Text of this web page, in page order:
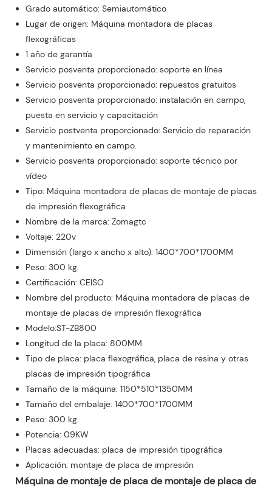
Grado automático: Semiautomático
Lugar de origen: Máquina montadora de placas
flexográficas
1 año de garantía
Servicio posventa proporcionado: soporte en línea
Servicio posventa proporcionado: repuestos gratuitos
Servicio posventa proporcionado: instalación en campo,
puesta en servicio y capacitación
Servicio postventa proporcionado: Servicio de reparación
y mantenimiento en campo.
Servicio posventa proporcionado: soporte técnico por
vídeo
Tipo: Máquina montadora de placas de montaje de placas
de impresión flexográfica
Nombre de la marca: Zomagtc
Voltaje: 220v
Dimensión (largo x ancho x alto): 1400*700*1700MM
Peso: 300 kg.
Certificación: CEISO
Nombre del producto: Máquina montadora de placas de
montaje de placas de impresión flexográfica
Modelo:ST-ZB800
Longitud de la placa: 800MM
Tipo de placa: placa flexográfica, placa de resina y otras
placas de impresión tipográfica
Tamaño de la máquina: 1150*510*1350MM
Tamaño del embalaje: 1400*700*1700MM
Peso: 300 kg.
Potencia: 09KW
Placas adecuadas: placa de impresión tipográfica
Aplicación: montaje de placa de impresión
Máquina de montaje de placa de montaje de placa de